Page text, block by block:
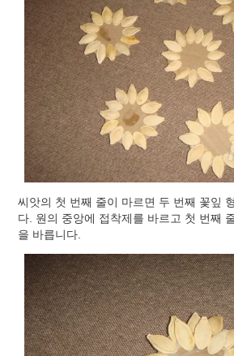
씨앗의 첫 번째 줄이 마르면 두 번째 꽃잎
다. 원의 중앙에 접착제를 바르고 첫 번째
을 바릅니다.